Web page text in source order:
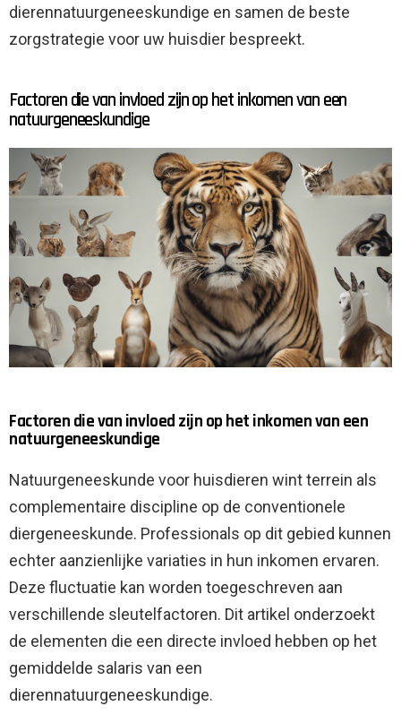
dierennatuurgeneeskundige en samen de beste
zorgstrategie voor uw huisdier bespreekt.
Factoren die van invloed zijn op het inkomen van een
natuurgeneeskundige
Factoren die van invloed zijn op het inkomen van een
natuurgeneeskundige
Natuurgeneeskunde voor huisdieren wint terrein als
complementaire discipline op de conventionele
diergeneeskunde. Professionals op dit gebied kunnen
echter aanzienlijke variaties in hun inkomen ervaren.
Deze fluctuatie kan worden toegeschreven aan
verschillende sleutelfactoren. Dit artikel onderzoekt
de elementen die een directe invloed hebben op het
gemiddelde salaris van een
dierennatuurgeneeskundige.